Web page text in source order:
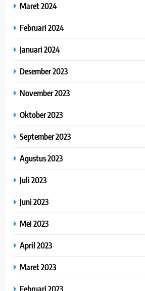
Maret 2024
Februari 2024
Januari 2024
Desember 2023
November 2023
Oktober 2023
September 2023
Agustus 2023
Juli 2023
Juni 2023
Mei 2023
April 2023
Maret 2023